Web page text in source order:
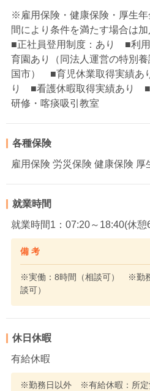
※雇用保険・健康保険・厚生
間により条件を満たす場合は加
■正社員登用制度：あり ■利
育園あり（同法人運営の特別
国市） ■育児休業取得実績あ
り ■看護休暇取得実績あり ■
研修・喀痰吸引教室
各種保険
雇用保険 労災保険 健康保険 厚
就業時間
就業時間1：07:20～18:40(休憩
備 考
※実働：8時間（相談可） ※勤
談可）
休日休暇
有給休暇
※勤務日以外 ※有給休暇：所定